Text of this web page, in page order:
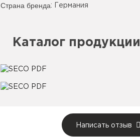
Страна бренда: Германия
Каталог продукции
Написать отзыв